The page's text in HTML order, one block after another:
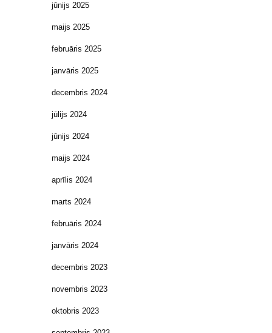
jūnijs 2025
maijs 2025
februāris 2025
janvāris 2025
decembris 2024
jūlijs 2024
jūnijs 2024
maijs 2024
aprīlis 2024
marts 2024
februāris 2024
janvāris 2024
decembris 2023
novembris 2023
oktobris 2023